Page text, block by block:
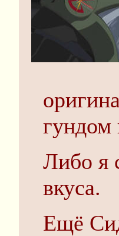
гундом
Либо я
вкуса.
Ещё